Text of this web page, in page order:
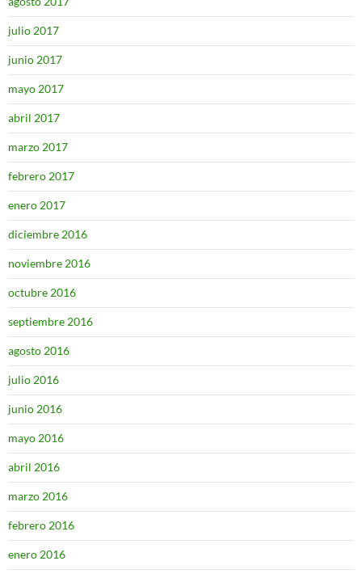
julio 2017
junio 2017
mayo 2017
abril 2017
marzo 2017
febrero 2017
enero 2017
diciembre 2016
noviembre 2016
octubre 2016
septiembre 2016
agosto 2016
julio 2016
junio 2016
mayo 2016
abril 2016
marzo 2016
febrero 2016
enero 2016